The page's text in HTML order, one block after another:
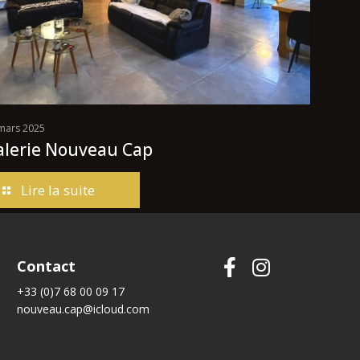
2025
Nouveau Cap
Lire la suite
Contact
+33 (0)7 68 00 09 17
nouveau.cap@icloud.com